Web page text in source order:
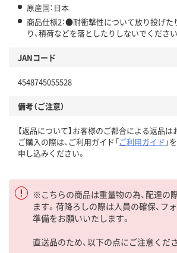
原産国：日本
商品仕様2：●耐衝撃性について放り投げた
り、積荷などを落としたりしないでください
JANコード
4548745055528
備考（ご注意）
【返品について】お客様のご都合による返品は
ご購入の際は、ご利用ガイド「ご利用ガイド 」
申し込みください。
※こちらの商品は重量物の為、配達の
ます。荷降ろしの際は人員の確保、フ
準備をお願いいたします。
直送品のため、以下の点にご注意くださ